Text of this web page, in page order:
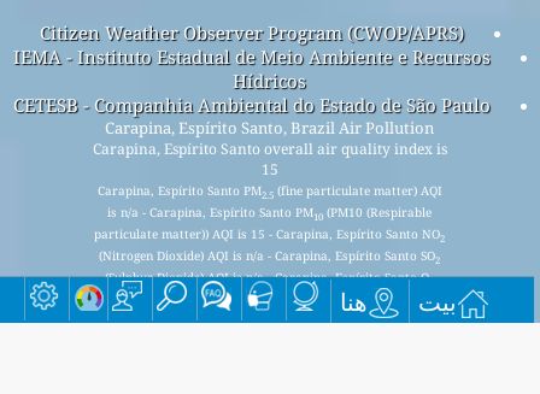
بيت هنا
Citizen Weather Observer Program (CWOP/APRS)
IEMA - Instituto Estadual de Meio Ambiente e Recursos
Hídricos
CETESB - Companhia Ambiental do Estado de São Paulo
Carapina, Espírito Santo, Brazil Air Pollution
Carapina, Espírito Santo overall air quality index is
15
Carapina, Espírito Santo PM2.5(fine particulate matter) AQI
is n/a - Carapina, Espírito Santo PM10(PM10 (Respirable
particulate matter)) AQI is 15 - Carapina, Espírito Santo NO
(Nitrogen Dioxide) AQI is n/a - Carapina, Espírito Santo SO
(Sulphur Dioxide) AQI is n/a - Carapina, Espírito Santo O3
(Ozone) AQI is n/a - Carapina, Espírito Santo CO (Carbon
Monoxide) AQI is n/a -